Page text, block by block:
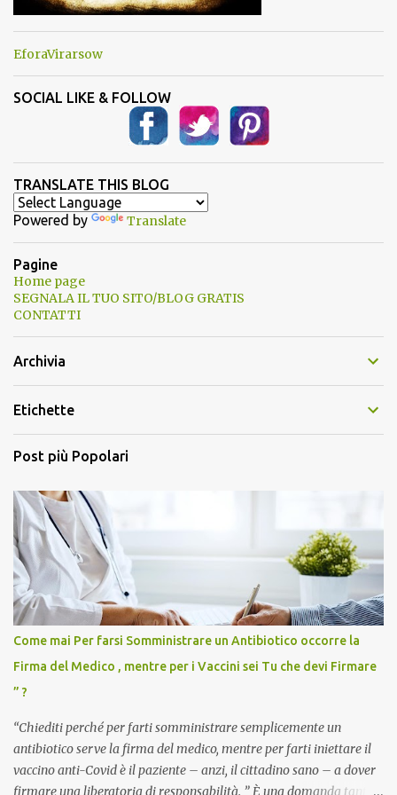
EforaVirarsow
SOCIAL LIKE & FOLLOW
TRANSLATE THIS BLOG
Powered by Translate
Pagine
Home page
SEGNALA IL TUO SITO/BLOG GRATIS
CONTATTI
Archivia
Etichette
Post più Popolari
Come mai Per farsi Somministrare un Antibiotico occorre la
Firma del Medico , mentre per i Vaccini sei Tu che devi Firmare
” ?
“Chiediti perché per farti somministrare semplicemente un
antibiotico serve la firma del medico, mentre per farti iniettare il
vaccino anti-Covid è il paziente – anzi, il cittadino sano – a dover
firmare una liberatoria di responsabilità. ” È una domanda tanto